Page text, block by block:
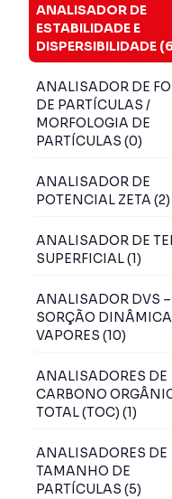
ANALISADOR DE
ESTABILIDADE E
DISPERSIBILIDADE
ANALISADOR DE
DE PARTÍCULAS /
MORFOLOGIA DE
PARTÍCULAS (0)
ANALISADOR DE
POTENCIAL ZETA (2)
ANALISADOR DE
SUPERFICIAL (1)
ANALISADOR DVS –
SORÇÃO
VAPORES (10)
ANALISADORES DE
CARBONO
TOTAL (TOC) (1)
ANALISADORES DE
TAMANHO DE
PARTÍCULAS (5)